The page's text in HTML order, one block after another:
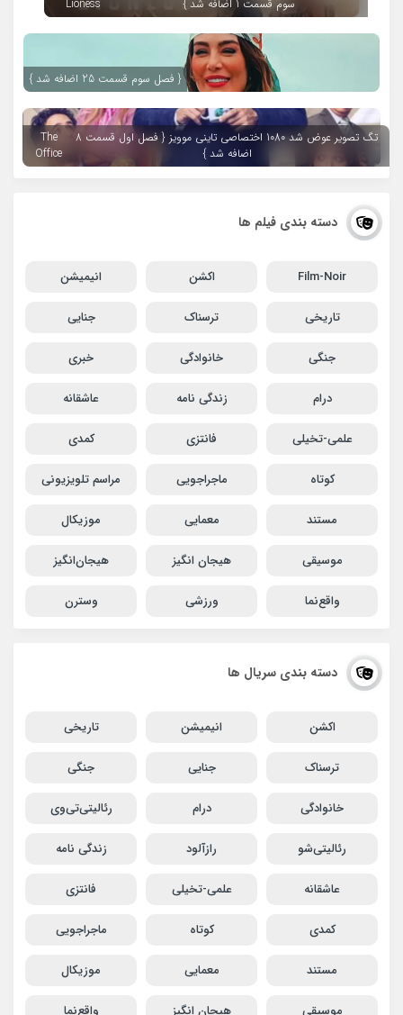
سوم قسمت 1 اضافه شد }
Lioness
{ فصل سوم قسمت 25 اضافه شد }
تگ تصویر عوض شد 1080 اختصاصی تاینی موویز { فصل اول قسمت 8
اضافه شد }
The
Office
دسته بندی فیلم ها
Film-Noir اکشن انیمیشن
تاریخی ترسناک جنایی
جنگی خانوادگی خبری
درام زندگی نامه عاشقانه
علمی-تخیلی فانتزی کمدی
کوتاه ماجراجویی مراسم تلویزیونی
مستند معمایی موزیکال
موسیقی هیجان انگیز هیجان‌انگیز
واقع‌نما ورزشی وسترن
دسته بندی سریال ها
اکشن انیمیشن تاریخی
ترسناک جنایی جنگی
خانوادگی درام رئالیتی‌تی‌وی
رئالیتی‌شو رازآلود زندگی نامه
عاشقانه علمی-تخیلی فانتزی
کمدی کوتاه ماجراجویی
مستند معمایی موزیکال
موسیقی هیجان انگیز واقع‌نما